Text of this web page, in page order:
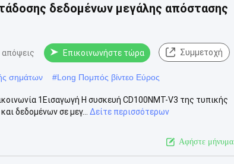
δεδομένων μεγάλης απόστασης
απόψεις Επικοινωνήστε τώρα Συμμετοχή
σημάτων #Long Πομπός βίντεο Εύρος
1Εισαγωγή Η συσκευή CD100NMT-V3 της τυπικής
δεδομένων σε μεγ...
Δείτε περισσότερων
Αφήστε μήνυμα.